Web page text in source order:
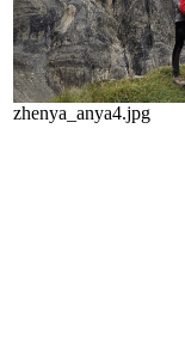
zhenya_anya4.jpg